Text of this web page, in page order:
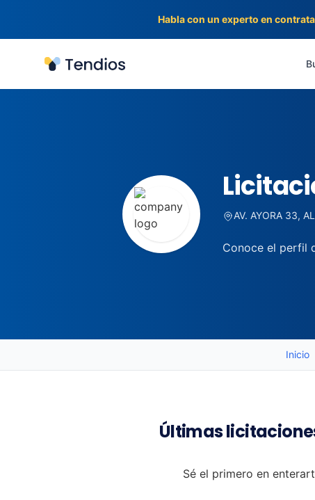
Habla con un experto en
Tendios
AV. AYORA 33,
Conoce el perfil
Inicio
Últimas
Sé el primero en